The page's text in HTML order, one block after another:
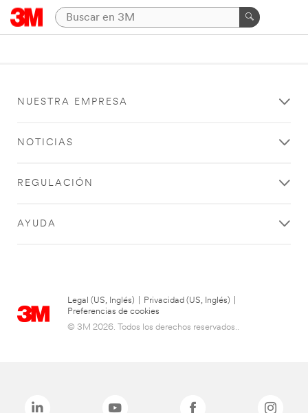
NUESTRA EMPRESA
NOTICIAS
REGULACIÓN
AYUDA
Legal (US, Inglés) Privacidad (US, Inglés)
Preferencias de cookies
© 3M 2026. Todos los derechos reservados..